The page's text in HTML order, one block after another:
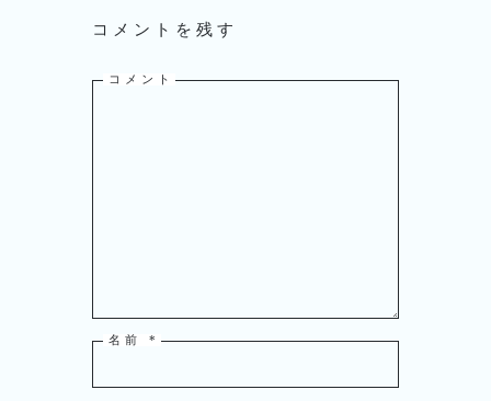
コメントを残す
コメント
名前 *